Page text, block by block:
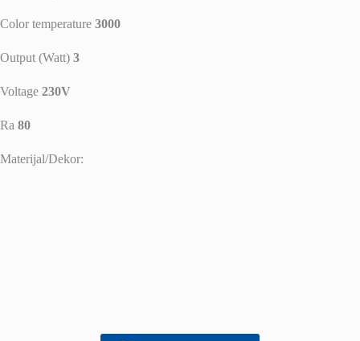
Color temperature 3000
Output (Watt) 3
Voltage 230V
Ra 80
Materijal/Dekor: